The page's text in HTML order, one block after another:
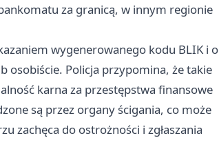
za granicą, w innym regionie
wygenerowanego kodu BLIK i o
osobiście. Policja przypomina, że takie
karna za przestępstwa finansowe
są przez organy ścigania, co może
zachęca do ostrożności i zgłaszania